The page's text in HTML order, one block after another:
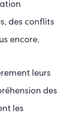
des conflits
encore.
leurs
des
les